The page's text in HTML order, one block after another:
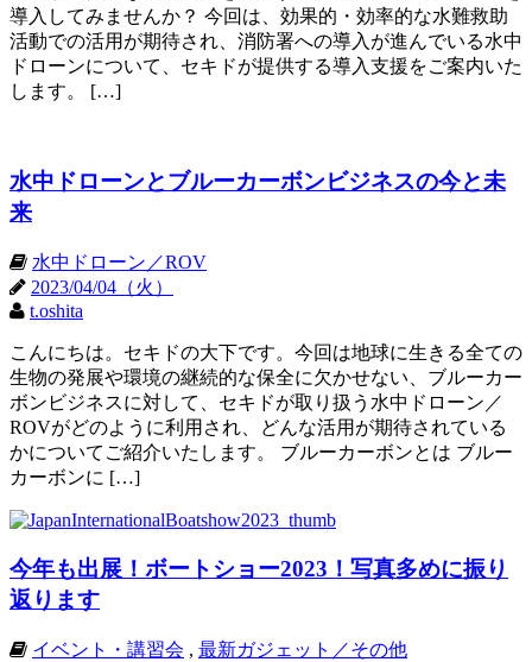
導入してみませんか？ 今回は、効果的・効率的な水難救助
活動での活用が期待され、消防署への導入が進んでいる水中
ドローンについて、セキドが提供する導入支援をご案内いた
します。 […]
水中ドローンとブルーカーボンビジネスの今と未
来
水中ドローン／ROV
2023/04/04（火）
t.oshita
こんにちは。セキドの大下です。今回は地球に生きる全ての
生物の発展や環境の継続的な保全に欠かせない、ブルーカー
ボンビジネスに対して、セキドが取り扱う水中ドローン／
ROVがどのように利用され、どんな活用が期待されている
かについてご紹介いたします。 ブルーカーボンとは ブルー
カーボンに […]
今年も出展！ボートショー2023！写真多めに振り
返ります
イベント・講習会 , 最新ガジェット／その他